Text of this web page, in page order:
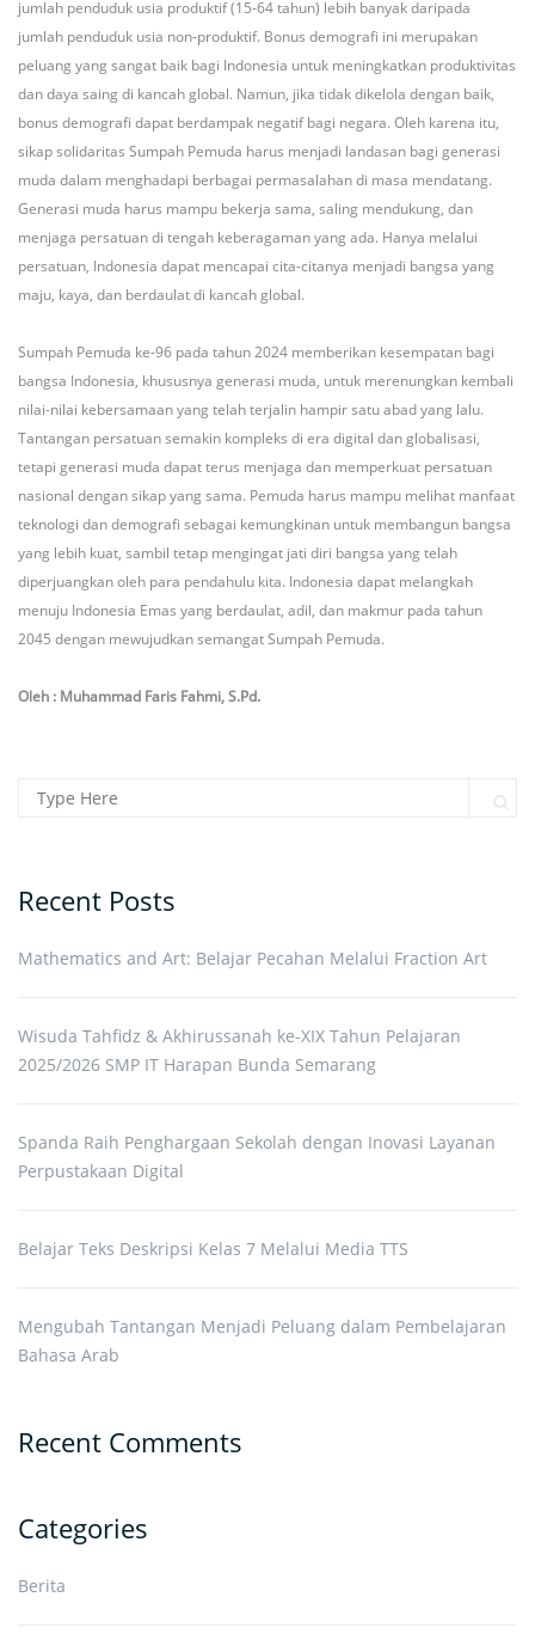
jumlah penduduk usia produktif (15-64 tahun) lebih banyak daripada
jumlah penduduk usia non-produktif. Bonus demografi ini merupakan
peluang yang sangat baik bagi Indonesia untuk meningkatkan produktivitas
dan daya saing di kancah global. Namun, jika tidak dikelola dengan baik,
bonus demografi dapat berdampak negatif bagi negara. Oleh karena itu,
sikap solidaritas Sumpah Pemuda harus menjadi landasan bagi generasi
muda dalam menghadapi berbagai permasalahan di masa mendatang.
Generasi muda harus mampu bekerja sama, saling mendukung, dan
menjaga persatuan di tengah keberagaman yang ada. Hanya melalui
persatuan, Indonesia dapat mencapai cita-citanya menjadi bangsa yang
maju, kaya, dan berdaulat di kancah global.
Sumpah Pemuda ke-96 pada tahun 2024 memberikan kesempatan bagi
bangsa Indonesia, khususnya generasi muda, untuk merenungkan kembali
nilai-nilai kebersamaan yang telah terjalin hampir satu abad yang lalu.
Tantangan persatuan semakin kompleks di era digital dan globalisasi,
tetapi generasi muda dapat terus menjaga dan memperkuat persatuan
nasional dengan sikap yang sama. Pemuda harus mampu melihat manfaat
teknologi dan demografi sebagai kemungkinan untuk membangun bangsa
yang lebih kuat, sambil tetap mengingat jati diri bangsa yang telah
diperjuangkan oleh para pendahulu kita. Indonesia dapat melangkah
menuju Indonesia Emas yang berdaulat, adil, dan makmur pada tahun
2045 dengan mewujudkan semangat Sumpah Pemuda.
Oleh : Muhammad Faris Fahmi, S.Pd.
Search for:
Recent Posts
Mathematics and Art: Belajar Pecahan Melalui Fraction Art
Wisuda Tahfidz & Akhirussanah ke-XIX Tahun Pelajaran
2025/2026 SMP IT Harapan Bunda Semarang
Spanda Raih Penghargaan Sekolah dengan Inovasi Layanan
Perpustakaan Digital
Belajar Teks Deskripsi Kelas 7 Melalui Media TTS
Mengubah Tantangan Menjadi Peluang dalam Pembelajaran
Bahasa Arab
Recent Comments
Categories
Berita